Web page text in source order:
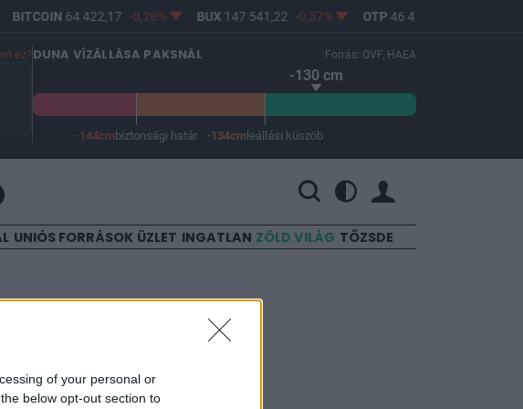
of your personal or
below opt-out section to
BITCOIN64 422,17 -0,28% BUX147 541,22 -0,37% OTP46 410
ez?DUNA VÍZÁLLÁSA PAKSNÁL Forrás: OVF, HAEA
-130 cm
-144cm biztonsági határ -134cm leállási küszöb
UNIÓS FORRÁSOK ÜZLET INGATLAN ZÖLD VILÁG TŐZSDE